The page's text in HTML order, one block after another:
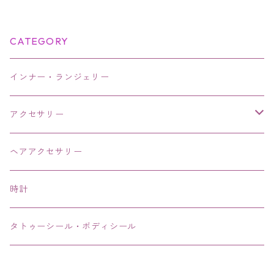
CATEGORY
インナー・ランジェリー
アクセサリー
ネックレス・チョーカー
ピアス・イヤリング・鼻ピアス
リング・指輪
ヘアアクセサリー
時計
タトゥーシール・ボディシール